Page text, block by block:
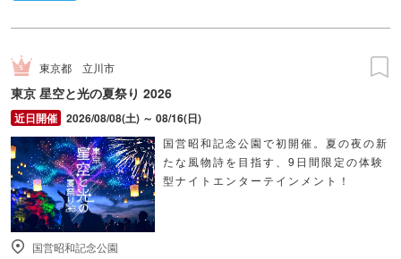
東京都 立川市
東京 星空と光の夏祭り 2026
2026/08/08(土) ～ 08/16(日)
国営昭和記念公園で初開催。夏の夜の新
たな風物詩を目指す、9日間限定の体験
型ナイトエンターテインメント！
国営昭和記念公園